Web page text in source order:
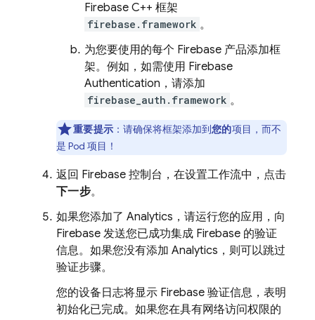
Firebase C++ 框架
firebase.framework 。
为您要使用的每个 Firebase 产品添加框
架。例如，如需使用 Firebase
Authentication ，请添加
firebase_auth.framework 。
重要提示 ： 请确保将框架添加到您的项目，而不
是 Pod 项目！
返回 Firebase 控制台，在设置工作流中，点击
下一步。
如果您添加了 Analytics ，请运行您的应用，向
Firebase 发送您已成功集成 Firebase 的验证
信息。如果您没有添加 Analytics，则可以跳过
验证步骤。
您的设备日志将显示 Firebase 验证信息，表明
初始化已完成。如果您在具有网络访问权限的